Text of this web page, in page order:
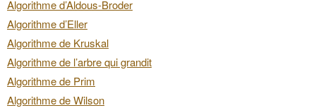
Algorithme d’Aldous-Broder
Algorithme d’Eller
Algorithme de Kruskal
Algorithme de l’arbre qui grandit
Algorithme de Prim
Algorithme de Wilson